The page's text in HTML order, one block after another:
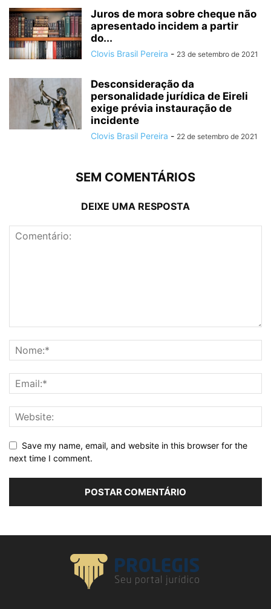
Juros de mora sobre cheque não
apresentado incidem a partir
do...
Clovis Brasil Pereira - 23 de setembro de 2021
Desconsideração da
personalidade jurídica de Eireli
exige prévia instauração de
incidente
Clovis Brasil Pereira - 22 de setembro de 2021
SEM COMENTÁRIOS
DEIXE UMA RESPOSTA
Save my name, email, and website in this browser for the
next time I comment.